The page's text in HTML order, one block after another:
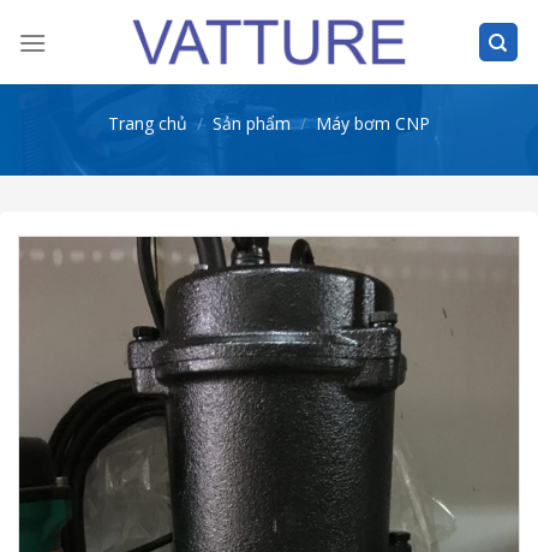
Trang chủ / Sản phẩm / Máy bơm CNP